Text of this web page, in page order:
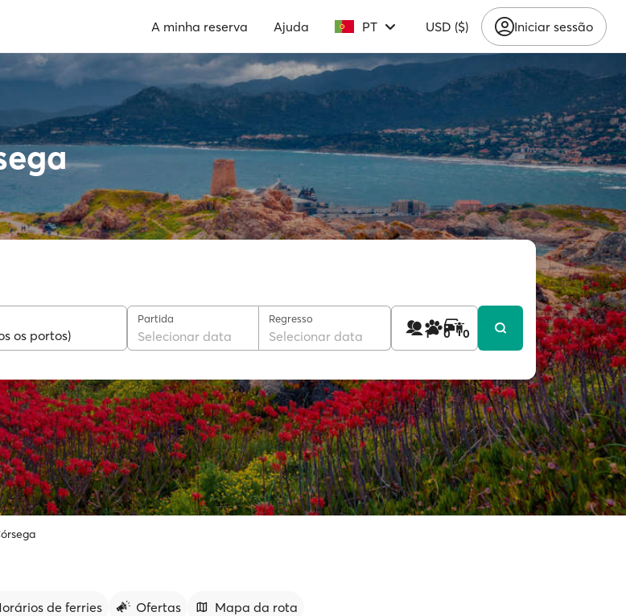
A minha reserva Ajuda PT USD ($) Iniciar sessão
Partida
Selecionar data
Regresso
Selecionar data 1 0 0
de ferries Ofertas Mapa da rota